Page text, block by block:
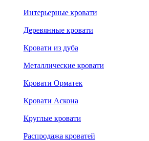
Интерьерные кровати
Деревянные кровати
Кровати из дуба
Металлические кровати
Кровати Орматек
Кровати Аскона
Круглые кровати
Распродажа кроватей